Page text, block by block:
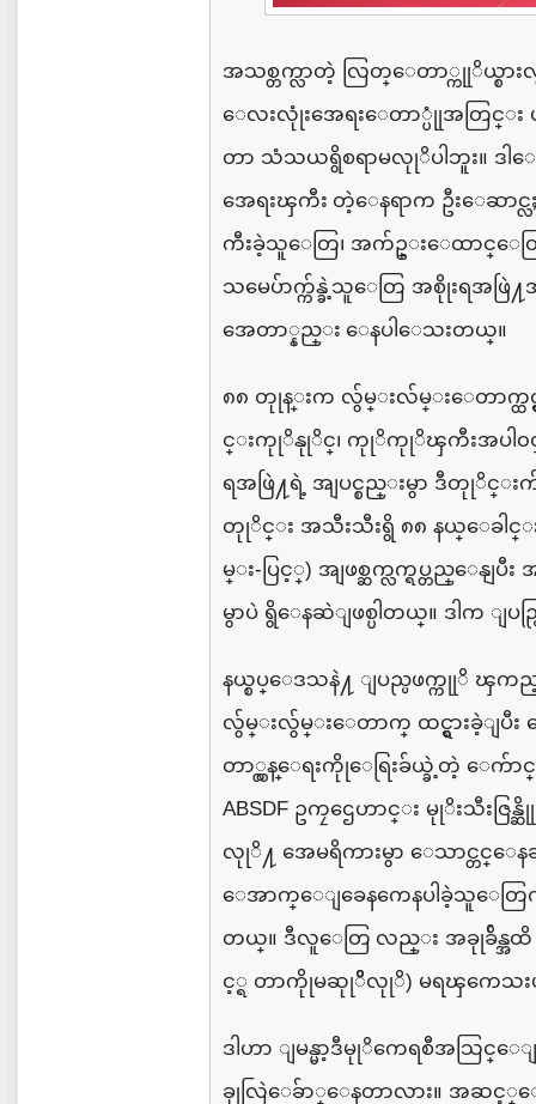
အသစ္တက္လာတဲ့ လြတ္ေတာ္ကုုိယ္စား
ေလးလုုံးအေရးေတာ္ပုုံအတြင္း
တာ သံသယရွိစရာမလုုိပါဘူး။ ဒါ
အေရးၾကီး တဲ့ေနရာက ဦးေဆာင္
ကီးခဲ့သူေတြ၊ အက်ဥ္းေထာင္ေတ
သမေပ်ာက္က်န္ခဲ့သူေတြ အစိုုးရအဖြဲ
အေတာ္နည္း ေနပါေသးတယ္။
၈၈ တုုန္းက လွ်မ္းလ်မ္းေတာက္ထင္ရွ
င္းကုုိနုုိင္၊ ကုုိကုုိၾကီးအပါ၀
ရအဖြဲ႔ရဲ့ အျပင္စည္းမွာ ဒီတုုိင္းက်
တုုိင္း အသီးသီးရွိ ၈၈ နယ္ေခါင္
မ္း- ပြင့္) အျဖစ္ဆက္လက္ရပ္တည္ေနျပီး
မွာပဲ ရွိေနဆဲျဖစ္ပါ တယ္။ ဒါက ျပ
နယ္စပ္ေဒသနဲ႔ ျပည္ပဖက္ကုုိ ၾက
လွ်မ္းလွ်မ္းေတာက္ ထင္ရွားခဲ့ျပီး
တာ္လွန္ေရးကိုုေရြးခ်ယ္ခဲ့တဲ့ ေက်ာင္
ABSDF ဥကၠဌေဟာင္း မုုိးသီးဇြန္
လုုိ႔ အေမရိကားမွာ ေသာင္တင္ေန
ေအာက္ေျခေနကေနပါခဲ့သူေတ
တယ္။ ဒီလူေတြ လည္း အခုုခ်ိန္အထိ
င့္ရ တာကိုုမဆုုိိလုုိ) မရၾကေသးပ
ဒါဟာ ျမန္မာ့ဒီမုုိကေရစီအသြင္ေျ
ခုုလြဲေခ်ာ္ေနတာလား။ အဆင့္ေ